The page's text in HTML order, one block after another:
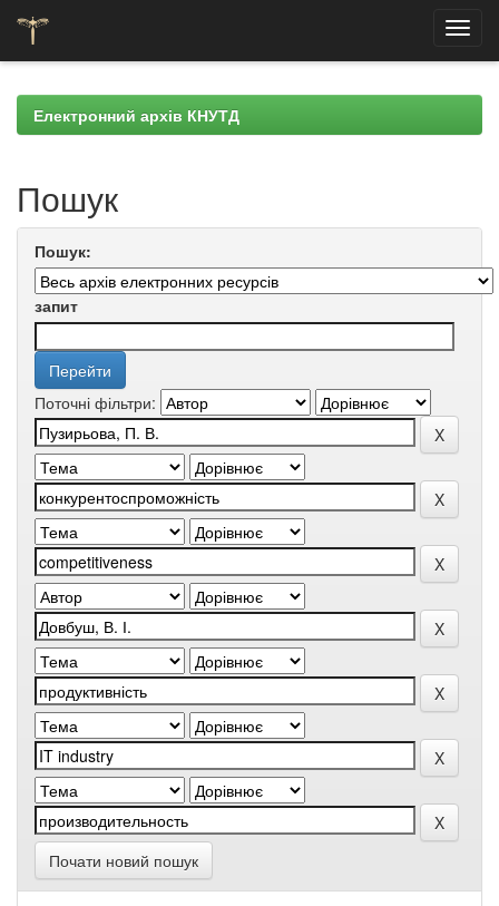
navigationЕлектронний архів КНУТД
Пошук
Пошук:
запит
Поточні фільтри:
Почати новий пошук